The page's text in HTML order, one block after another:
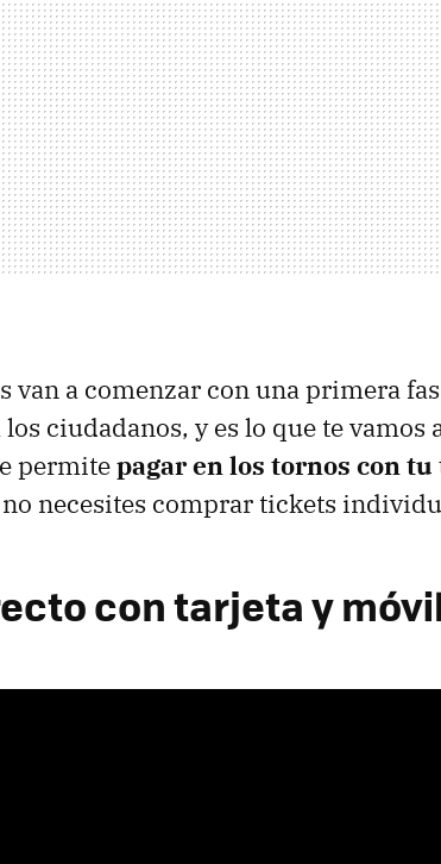
van a comenzar con una primera
ciudadanos, y es lo que te vamos
permitepagar en los tornos con
necesites comprar tickets
con tarjeta y